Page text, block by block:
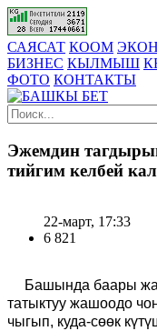
САЯСАТ КООМ
БИЗНЕС КЫЛМЫШ
ФОТО КОНТАКТЫ
Эжемдин
тийгим келбей
22-март, 17:33
6 821
Башында баары
татыктуу жашоодо
чыгып, куда-сөөк